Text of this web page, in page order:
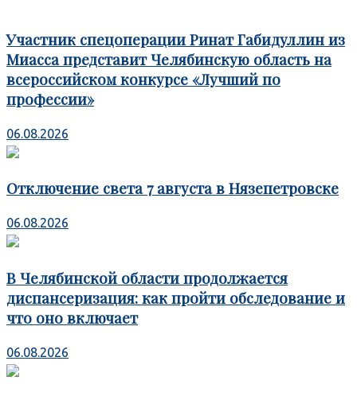
Участник спецоперации Ринат Габидуллин из
Миасса представит Челябинскую область на
всероссийском конкурсе «Лучший по
профессии»
06.08.2026
Отключение света 7 августа в Нязепетровске
06.08.2026
В Челябинской области продолжается
диспансеризация: как пройти обследование и
что оно включает
06.08.2026